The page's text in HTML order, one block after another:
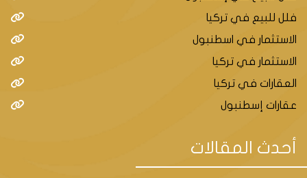
فلل للبيع في تركيا
الاستثمار في اسطنبول
الاستثمار في تركيا
العقارات في تركيا
عقارات إسطنبول
أحدث المقالات